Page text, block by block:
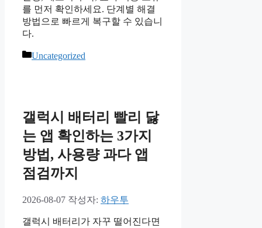
를 먼저 확인하세요. 단계별 해결
방법으로 빠르게 복구할 수 있습니
다.
카
Uncategorized
갤럭시 배터리 빨리 닳
는 앱 확인하는 3가지
방법, 사용량 과다 앱
점검까지
2026-08-07 작성자: 하우투
갤럭시 배터리가 자꾸 떨어진다면